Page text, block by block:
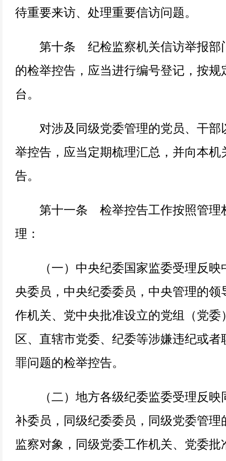
待重要来访、处理重要信访问题。
第十条 纪检监察机关信访举报部
的检举控告，应当进行编号登记，按规
台。
对涉及同级党委管理的党员、干部
举控告，应当定期梳理汇总，并向本机
告。
第十一条 检举控告工作按照管理
理：
（一）中央纪委国家监委受理反映
央委员，中央纪委委员，中央管理的领
作机关、党中央批准设立的党组（党委
区、直辖市党委、纪委等涉嫌违纪或者
罪问题的检举控告。
（二）地方各级纪委监委受理反映
补委员，同级纪委委员，同级党委管理
监察对象，同级党委工作机关、党委批